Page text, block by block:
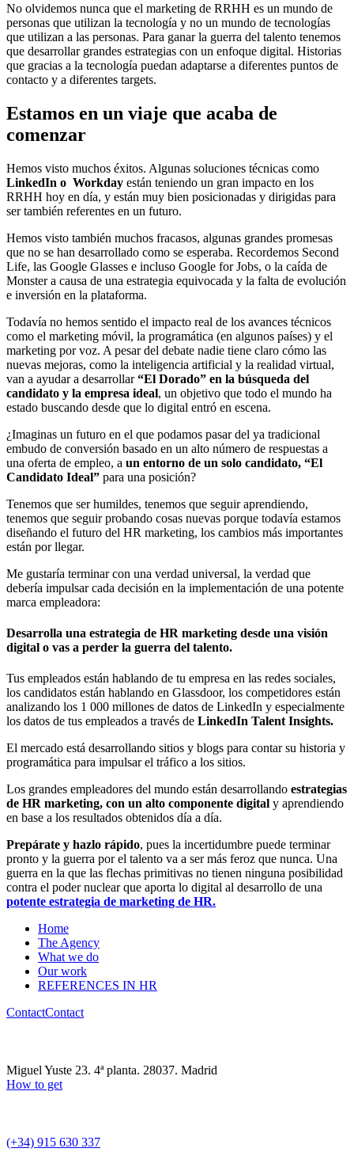
No olvidemos nunca que el marketing de RRHH es un mundo de
personas que utilizan la tecnología y no un mundo de tecnologías
que utilizan a las personas. Para ganar la guerra del talento tenemos
que desarrollar grandes estrategias con un enfoque digital. Historias
que gracias a la tecnología puedan adaptarse a diferentes puntos de
contacto y a diferentes targets.
Estamos en un viaje que acaba de
comenzar
Hemos visto muchos éxitos. Algunas soluciones técnicas como
LinkedIn o Workday están teniendo un gran impacto en los
RRHH hoy en día, y están muy bien posicionadas y dirigidas para
ser también referentes en un futuro.
Hemos visto también muchos fracasos, algunas grandes promesas
que no se han desarrollado como se esperaba. Recordemos Second
Life, las Google Glasses e incluso Google for Jobs, o la caída de
Monster a causa de una estrategia equivocada y la falta de evolución
e inversión en la plataforma.
Todavía no hemos sentido el impacto real de los avances técnicos
como el marketing móvil, la programática (en algunos países) y el
marketing por voz. A pesar del debate nadie tiene claro cómo las
nuevas mejoras, como la inteligencia artificial y la realidad virtual,
van a ayudar a desarrollar“El Dorado” en la búsqueda del
candidato y la empresa ideal, un objetivo que todo el mundo ha
estado buscando desde que lo digital entró en escena.
¿Imaginas un futuro en el que podamos pasar del ya tradicional
embudo de conversión basado en un alto número de respuestas a
una oferta de empleo, a un entorno de un solo candidato, “El
Candidato Ideal” para una posición?
Tenemos que ser humildes, tenemos que seguir aprendiendo,
tenemos que seguir probando cosas nuevas porque todavía estamos
diseñando el futuro del HR marketing, los cambios más importantes
están por llegar.
Me gustaría terminar con una verdad universal, la verdad que
debería impulsar cada decisión en la implementación de una potente
marca empleadora:
Desarrolla una estrategia de HR marketing desde una visión
digital o vas a perder la guerra del talento.
Tus empleados están hablando de tu empresa en las redes sociales,
los candidatos están hablando en Glassdoor, los competidores están
analizando los 1 000 millones de datos de LinkedIn y especialmente
los datos de tus empleados a través de LinkedIn Talent Insights.
El mercado está desarrollando sitios y blogs para contar su historia y
programática para impulsar el tráfico a los sitios.
Los grandes empleadores del mundo están desarrollando estrategias
de HR marketing, con un alto componente digital y aprendiendo
en base a los resultados obtenidos día a día.
Prepárate y hazlo rápido, pues la incertidumbre puede terminar
pronto y la guerra por el talento va a ser más feroz que nunca. Una
guerra en la que las flechas primitivas no tienen ninguna posibilidad
contra el poder nuclear que aporta lo digital al desarrollo de una
potente estrategia de marketing de HR.
Home
The Agency
What we do
Our work
REFERENCES IN HR
ContactContact
Miguel Yuste 23. 4ª planta. 28037. Madrid
How to get
(+34) 915 630 337